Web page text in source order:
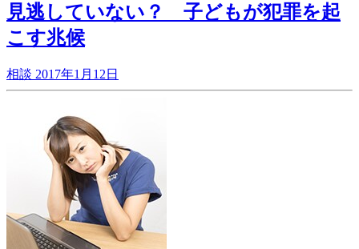
見逃していない？ 子どもが犯罪を起
こす兆候
相談 2017年1月12日